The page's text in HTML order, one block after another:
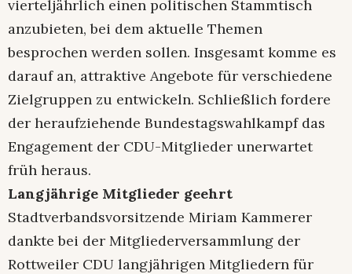
vierteljährlich einen politischen Stammtisch
anzubieten, bei dem aktuelle Themen
besprochen werden sollen. Insgesamt komme es
darauf an, attraktive Angebote für verschiedene
Zielgruppen zu entwickeln. Schließlich fordere
der heraufziehende Bundestagswahlkampf das
Engagement der CDU-Mitglieder unerwartet
früh heraus.
Langjährige Mitglieder geehrt
Stadtverbandsvorsitzende Miriam Kammerer
dankte bei der Mitgliederversammlung der
Rottweiler CDU langjährigen Mitgliedern für